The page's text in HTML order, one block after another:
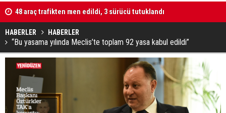
48 araç trafikten men edildi, 3 sürücü tutuklandı
HABERLER HABERLER
“Bu yasama yılında Meclis’te toplam 92 yasa kabul edildi”